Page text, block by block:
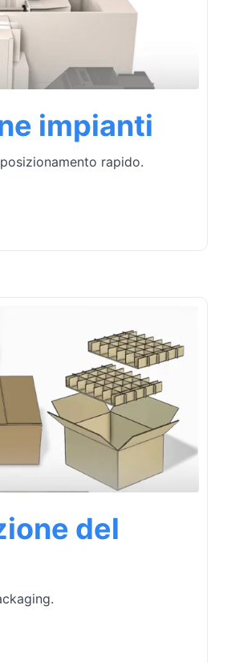
impianti
rapido.
del